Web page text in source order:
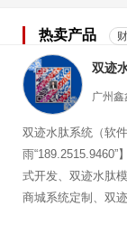
热卖产品
双迹水肽系统（软
雨“189.2515.9460”
式开发、双迹水肽
商城系统定制、双